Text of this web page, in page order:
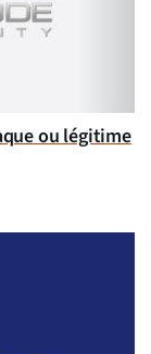
ou légitime